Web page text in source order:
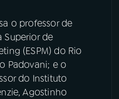
Facebook
X
o professor de
Superior de
(ESPM) do Rio
Padovani; e o
do Instituto
Agostinho